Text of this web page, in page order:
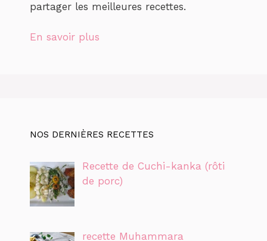
partager les meilleures recettes.
En savoir plus
NOS DERNIÈRES RECETTES
Recette de Cuchi-kanka (rôti
de porc)
recette Muhammara